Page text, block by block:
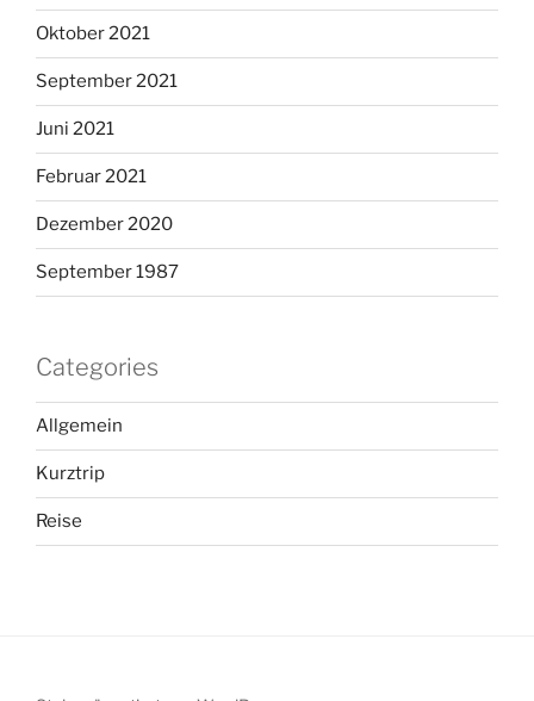
Oktober 2021
September 2021
Juni 2021
Februar 2021
Dezember 2020
September 1987
Categories
Allgemein
Kurztrip
Reise